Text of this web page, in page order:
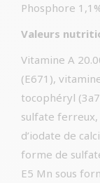
Phosphore
Valeurs
Vitamine A
(E671),
tocophéryl
sulfate ferreux,
d’iodate de
forme de
E5 Mn sous